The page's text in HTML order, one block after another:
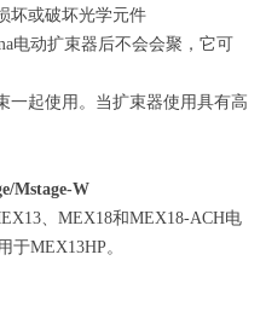
坏或破坏光学元件
电动扩束器后不会会聚，它可
一起使用。当扩束器使用具有高
Mstage-W
、MEX18和MEX18-ACH电
于MEX13HP。